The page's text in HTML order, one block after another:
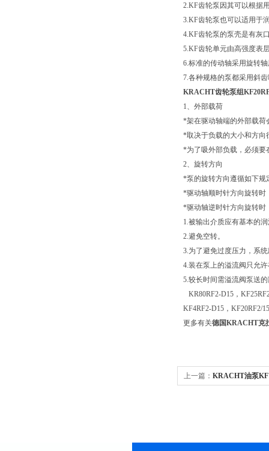
2.KF齿轮泵因其可以根据
3.KF齿轮泵也可以适用于
4.KF齿轮泵的泵壳是有灰
5.KF齿轮单元由高强度表
6.标准的传动轴采用旋转
7.各种规格的泵都采用斜
KRACHT齿轮泵组
1、外部载荷
*架在驱动轴端的外部载荷
*取决于负载的大小和方向
*为了吸外部负载，必须要
2、旋转方向
*泵的旋转方向遵循如下规
*驱动轴顺时针方向旋转时
*驱动轴逆时针方向旋转时
1.被输出介质应有基本的
2.避免空转。
3.为了避免过度压力，系
4.装在泵上的溢流阀只允
5.较长时间需溢流阀泵送
KR80RF2-D15，
KF4RF2-D15，KF20RF2/
更多有关德国KRACHT克
上一篇： KRACHT油泵